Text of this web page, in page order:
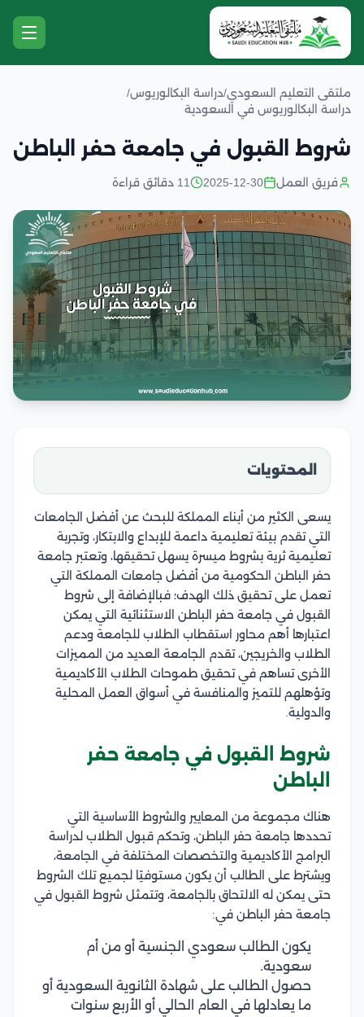
ملتقى التعليم السعودي/دراسة البكالوريوس/
دراسة البكالوريوس في السعودية
شروط القبول في جامعة حفر الباطن
فريق العمل 2025-12-30 11 دقائق قراءة
المحتويات
يسعى الكثير من أبناء المملكة للبحث عن أفضل الجامعات
التي تقدم بيئة تعليمية داعمة للإبداع والابتكار، وتجربة
تعليمية ثرية بشروط ميسرة يسهل تحقيقها، وتعتبر جامعة
حفر الباطن الحكومية من أفضل جامعات المملكة التي
تعمل على تحقيق ذلك الهدف؛ فبالإضافة إلى شروط
القبول في جامعة حفر الباطن الاستثنائية التي يمكن
اعتبارها أهم محاور استقطاب الطلاب للجامعة ودعم
الطلاب والخريجين، تقدم الجامعة العديد من المميزات
الأخرى تساهم في تحقيق طموحات الطلاب الأكاديمية
وتؤهلهم للتميز والمنافسة في أسواق العمل المحلية
والدولية.
شروط القبول في جامعة حفر
الباطن
هناك مجموعة من المعايير والشروط الأساسية التي
تحددها جامعة حفر الباطن، وتحكم قبول الطلاب لدراسة
البرامج الأكاديمية والتخصصات المختلفة في الجامعة،
ويشترط على الطالب أن يكون مستوفيًا لجميع تلك الشروط
حتى يمكن له الالتحاق بالجامعة، وتتمثل شروط القبول في
جامعة حفر الباطن في:
يكون الطالب سعودي الجنسية أو من أم
سعودية.
حصول الطالب على شهادة الثانوية السعودية أو
ما يعادلها في العام الحالي أو الأربع سنوات